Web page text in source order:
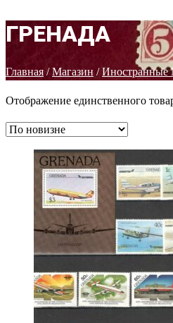
ГРЕНАДА
Главная /Магазин /Иностранные
Отображение единственного